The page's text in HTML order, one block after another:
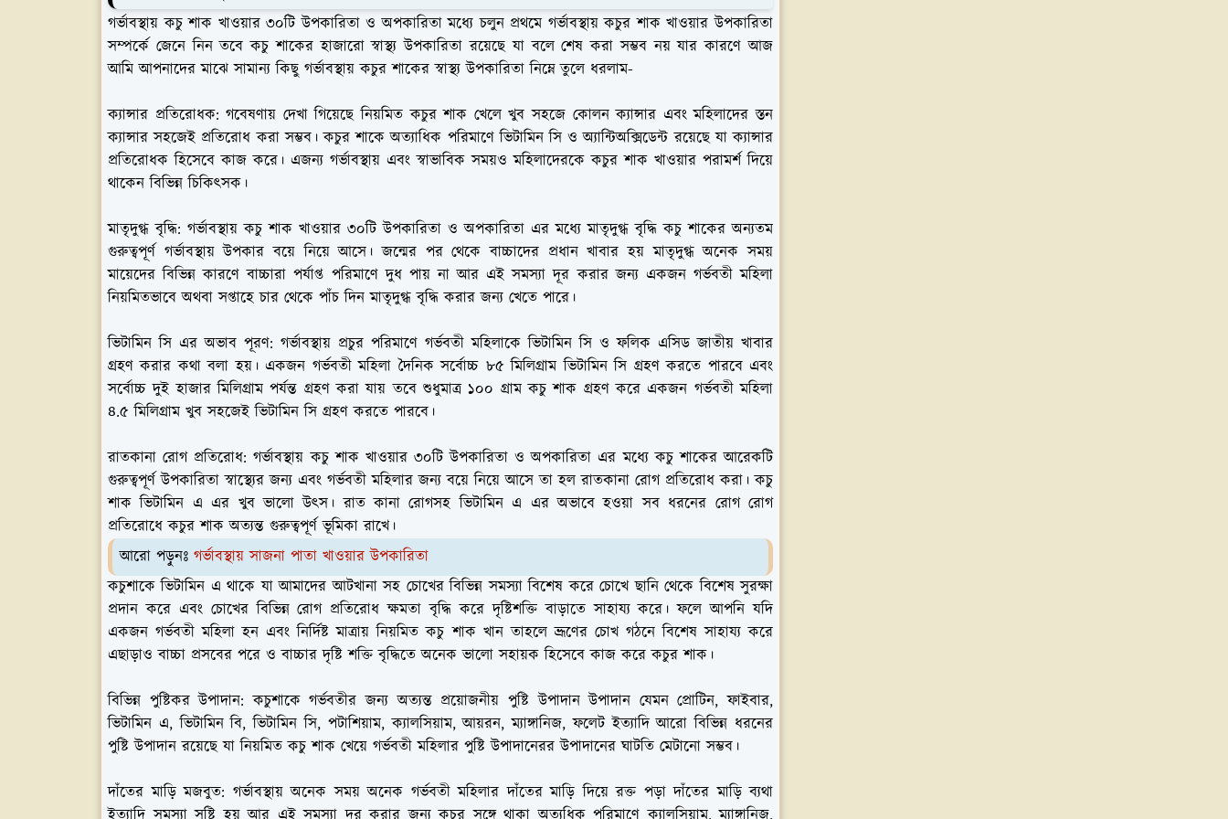
গর্ভাবস্থায় কচু শাক খাওয়ার ৩০টি উপকারিতা ও অপকারিতা মধ্যে চলুন প্রথমে গর্ভাবস্থায় কচুর শাক খাওয়ার উপকারিতা
সম্পর্কে জেনে নিন তবে কচু শাকের হাজারো স্বাস্থ্য উপকারিতা রয়েছে যা বলে শেষ করা সম্ভব নয় যার কারণে আজ
আমি আপনাদের মাঝে সামান্য কিছু গর্ভাবস্থায় কচুর শাকের স্বাস্থ্য উপকারিতা নিম্নে তুলে ধরলাম-
ক্যান্সার প্রতিরোধক: গবেষণায় দেখা গিয়েছে নিয়মিত কচুর শাক খেলে খুব সহজে কোলন ক্যান্সার এবং মহিলাদের স্তন
ক্যান্সার সহজেই প্রতিরোধ করা সম্ভব। কচুর শাকে অত্যাধিক পরিমাণে ভিটামিন সি ও অ্যান্টিঅক্সিডেন্ট রয়েছে যা ক্যান্সার
প্রতিরোধক হিসেবে কাজ করে। এজন্য গর্ভাবস্থায় এবং স্বাভাবিক সময়ও মহিলাদেরকে কচুর শাক খাওয়ার পরামর্শ দিয়ে
থাকেন বিভিন্ন চিকিৎসক।
মাতৃদুগ্ধ বৃদ্ধি: গর্ভাবস্থায় কচু শাক খাওয়ার ৩০টি উপকারিতা ও অপকারিতা এর মধ্যে মাতৃদুগ্ধ বৃদ্ধি কচু শাকের অন্যতম
গুরুত্বপূর্ণ গর্ভাবস্থায় উপকার বয়ে নিয়ে আসে। জন্মের পর থেকে বাচ্চাদের প্রধান খাবার হয় মাতৃদুগ্ধ অনেক সময়
মায়েদের বিভিন্ন কারণে বাচ্চারা পর্যাপ্ত পরিমাণে দুধ পায় না আর এই সমস্যা দূর করার জন্য একজন গর্ভবতী মহিলা
নিয়মিতভাবে অথবা সপ্তাহে চার থেকে পাঁচ দিন মাতৃদুগ্ধ বৃদ্ধি করার জন্য খেতে পারে।
ভিটামিন সি এর অভাব পূরণ: গর্ভাবস্থায় প্রচুর পরিমাণে গর্ভবতী মহিলাকে ভিটামিন সি ও ফলিক এসিড জাতীয় খাবার
গ্রহণ করার কথা বলা হয়। একজন গর্ভবতী মহিলা দৈনিক সর্বোচ্চ ৮৫ মিলিগ্রাম ভিটামিন সি গ্রহণ করতে পারবে এবং
সর্বোচ্চ দুই হাজার মিলিগ্রাম পর্যন্ত গ্রহণ করা যায় তবে শুধুমাত্র ১০০ গ্রাম কচু শাক গ্রহণ করে একজন গর্ভবতী মহিলা
৪.৫ মিলিগ্রাম খুব সহজেই ভিটামিন সি গ্রহণ করতে পারবে।
রাতকানা রোগ প্রতিরোধ: গর্ভাবস্থায় কচু শাক খাওয়ার ৩০টি উপকারিতা ও অপকারিতা এর মধ্যে কচু শাকের আরেকটি
গুরুত্বপূর্ণ উপকারিতা স্বাস্থ্যের জন্য এবং গর্ভবতী মহিলার জন্য বয়ে নিয়ে আসে তা হল রাতকানা রোগ প্রতিরোধ করা। কচু
শাক ভিটামিন এ এর খুব ভালো উৎস। রাত কানা রোগসহ ভিটামিন এ এর অভাবে হওয়া সব ধরনের রোগ রোগ
প্রতিরোধে কচুর শাক অত্যন্ত গুরুত্বপূর্ণ ভূমিকা রাখে।
আরো পড়ুনঃ গর্ভাবস্থায় সাজনা পাতা খাওয়ার উপকারিতা
কচুশাকে ভিটামিন এ থাকে যা আমাদের আটখানা সহ চোখের বিভিন্ন সমস্যা বিশেষ করে চোখে ছানি থেকে বিশেষ সুরক্ষা
প্রদান করে এবং চোখের বিভিন্ন রোগ প্রতিরোধ ক্ষমতা বৃদ্ধি করে দৃষ্টিশক্তি বাড়াতে সাহায্য করে। ফলে আপনি যদি
একজন গর্ভবতী মহিলা হন এবং নির্দিষ্ট মাত্রায় নিয়মিত কচু শাক খান তাহলে ভ্রূণের চোখ গঠনে বিশেষ সাহায্য করে
এছাড়াও বাচ্চা প্রসবের পরে ও বাচ্চার দৃষ্টি শক্তি বৃদ্ধিতে অনেক ভালো সহায়ক হিসেবে কাজ করে কচুর শাক।
বিভিন্ন পুষ্টিকর উপাদান: কচুশাকে গর্ভবতীর জন্য অত্যন্ত প্রয়োজনীয় পুষ্টি উপাদান উপাদান যেমন প্রোটিন, ফাইবার,
ভিটামিন এ, ভিটামিন বি, ভিটামিন সি, পটাশিয়াম, ক্যালসিয়াম, আয়রন, ম্যাঙ্গানিজ, ফলেট ইত্যাদি আরো বিভিন্ন ধরনের
পুষ্টি উপাদান রয়েছে যা নিয়মিত কচু শাক খেয়ে গর্ভবতী মহিলার পুষ্টি উপাদানেরর উপাদানের ঘাটতি মেটানো সম্ভব।
দাঁতের মাড়ি মজবুত: গর্ভাবস্থায় অনেক সময় অনেক গর্ভবতী মহিলার দাঁতের মাড়ি দিয়ে রক্ত পড়া দাঁতের মাড়ি ব্যথা